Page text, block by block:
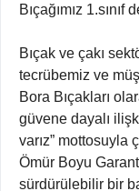
Bıçağımız
Bıçak ve çakı
tecrübemiz ve
Bora Bıçakları
güvene dayalı
varız” mottosuyla
Ömür Boyu
sürdürülebilir bir